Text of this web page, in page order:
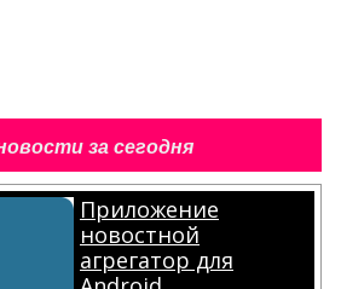
за сегодня
Приложение
новостной
агрегатор для